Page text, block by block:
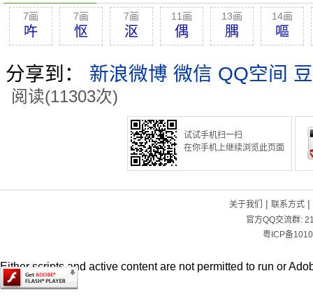
7画
吘
7画
怄
7画
沤
11画
偶
13画
腢
14画
嘔
分享到： 新浪微博 微信 QQ空间
阅读(11303次)
试试手机扫一扫
在你手机上继续浏览此页面
关于我们 | 联系方式|
官方QQ交流群:
粤ICP备
Either scripts and active content are not permitted to run or